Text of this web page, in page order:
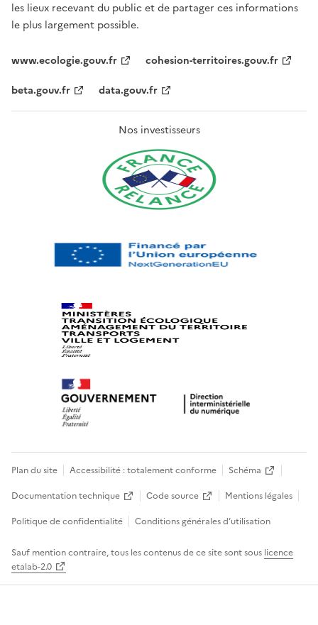
les lieux recevant du public et de partager ces informations
le plus largement possible.
www.ecologie.gouv.fr
cohesion-territoires.gouv.fr
beta.gouv.fr
data.gouv.fr
Nos investisseurs
Plan du site Accessibilité : totalement conforme
Schéma
Documentation technique
Code source
Mentions légales
Politique de confidentialité
Conditions générales d’utilisation
Sauf mention contraire, tous les contenus de ce site sont sous licence
etalab-2.0